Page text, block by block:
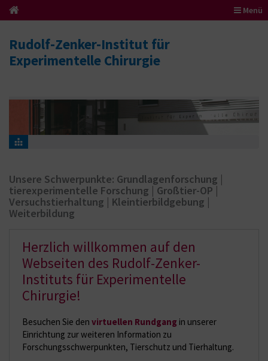
Menü
Rudolf-Zenker-Institut für
Experimentelle Chirurgie
Unsere Schwerpunkte: Grundlagenforschung |
tierexperimentelle Forschung | Großtier-OP |
Versuchstierhaltung | Kleintierbildgebung |
Weiterbildung
Herzlich willkommen auf den
Webseiten des Rudolf-Zenker-
Instituts für Experimentelle
Chirurgie!
Besuchen Sie denvirtuellen Rundgang in unserer
Einrichtung zur weiteren Information zu
Forschungsschwerpunkten, Tierschutz und Tierhaltung.